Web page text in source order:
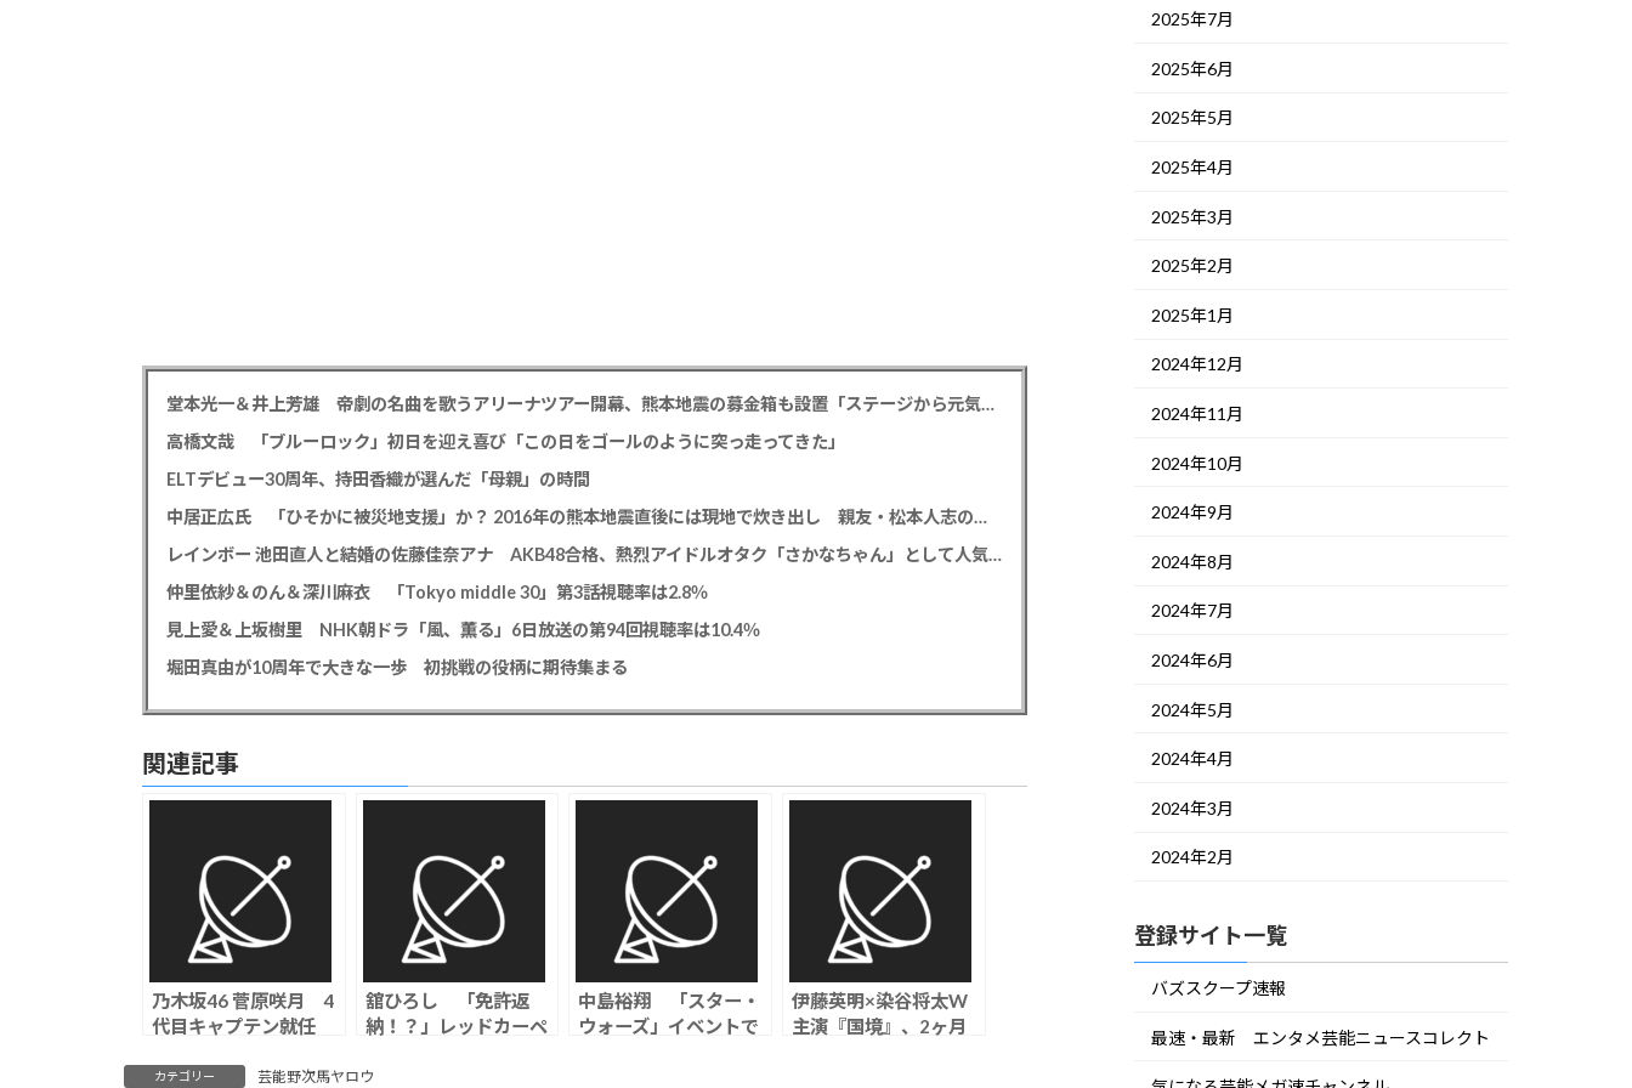
堂本光一＆井上芳雄 帝劇の名曲を歌うアリーナツアー開幕、熊本地震の募金箱も設置「ステージから元気を届けられる形になれば」
高橋文哉 「ブルーロック」初日を迎え喜び「この日をゴールのように突っ走ってきた」
ELTデビュー30周年、持田香織が選んだ「母親」の時間
中居正広氏 「ひそかに被災地支援」か？ 2016年の熊本地震直後には現地で炊き出し 親友・松本人志の闘病に心を痛め、頻繁に連絡も
レインボー 池田直人と結婚の佐藤佳奈アナ AKB48合格、熱烈アイドルオタク「さかなちゃん」として人気に、7月末に読売テレビ退社
仲里依紗＆のん＆深川麻衣 「Tokyo middle 30」第3話視聴率は2.8％
見上愛＆上坂樹里 NHK朝ドラ「風、薫る」6日放送の第94回視聴率は10.4％
堀田真由が10周年で大きな一歩 初挑戦の役柄に期待集まる
関連記事
乃木坂46 菅原咲月 4
代目キャプテン就任
く覚悟もあります」、
舘ひろし 「免許返
納！？」レッドカーペ
ディにエスコート「こ
中島裕翔 「スター・
ウォーズ」イベントで
伊藤英明×染谷将太W
主演『国境』、2ヶ月
カテゴリー 芸能野次馬ヤロウ
2025年7月
2025年6月
2025年5月
2025年4月
2025年3月
2025年2月
2025年1月
2024年12月
2024年11月
2024年10月
2024年9月
2024年8月
2024年7月
2024年6月
2024年5月
2024年4月
2024年3月
2024年2月
登録サイト一覧
バズスクープ速報
最速・最新 エンタメ芸能ニュースコレクト